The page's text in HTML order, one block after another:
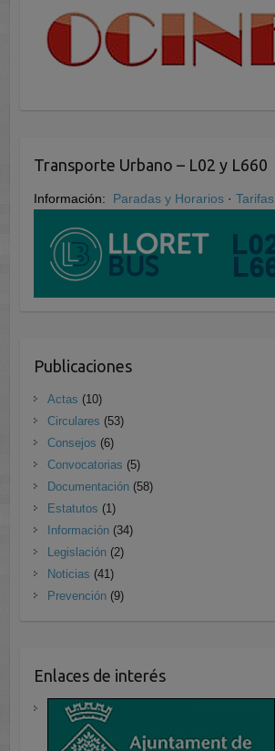
Transporte Urbano – L02 y L660
Información: Paradas y Horarios · Tarifas
Publicaciones
Actas (10)
Circulares (53)
Consejos (6)
Convocatorias (5)
Documentación(58)
Estatutos (1)
Información(34)
Legislación(2)
Noticias (41)
Prevención(9)
Enlaces de interés